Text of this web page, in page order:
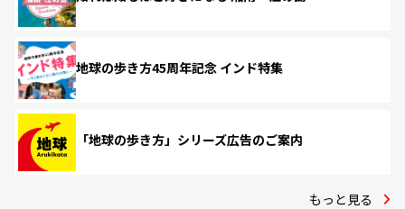
地球の歩き方45周年記念 インド特集
「地球の歩き方」シリーズ広告のご案内
もっと見る